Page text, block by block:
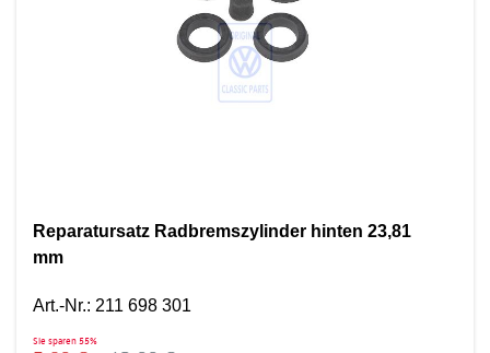
Reparatursatz Radbremszylinder hinten 23,81
mm
Art.-Nr.: 211 698 301
Sie sparen 55%